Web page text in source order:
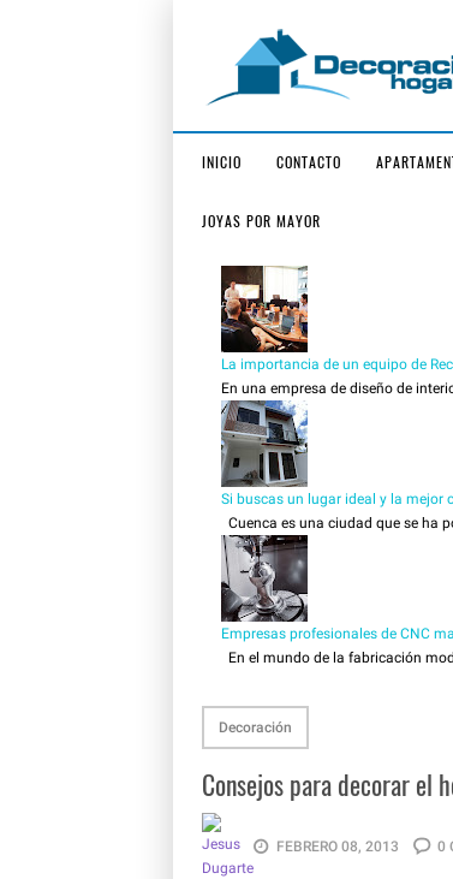
INICIO CONTACTO
JOYAS POR MAYOR
La importancia de un equipo de
En una empresa de diseño de
Si buscas un lugar ideal y la mejor
Cuenca es una ciudad que se ha
Empresas profesionales de CNC
En el mundo de la fabricación
Decoración
Consejos para decorar el
FEBRERO 08, 2013 0